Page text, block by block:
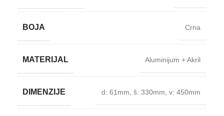
BOJA Crna
MATERIJAL Aluminijum + Akril
DIMENZIJE d: 61mm, š: 330mm, v: 450mm